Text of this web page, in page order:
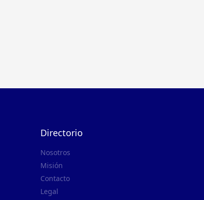
Directorio
Nosotros
Misión
Contacto
Legal